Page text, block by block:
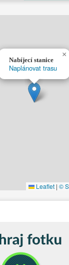
Nabíjecí stanice
Naplánovat trasu
×
Leaflet | ©